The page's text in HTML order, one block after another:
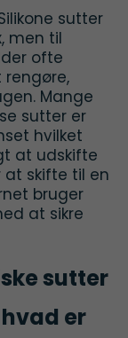
sutter
men til
ofte
Mange
sutter er
hvilket
at udskifte
skifte til en
bruger
at sikre
sutter
er